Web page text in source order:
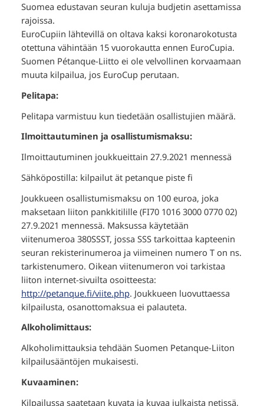
Suomea edustavan seuran kuluja budjetin asettamissa
rajoissa.
EuroCupiin lähtevillä on oltava kaksi koronarokotusta
otettuna vähintään 15 vuorokautta ennen EuroCupia.
Suomen Pétanque-Liitto ei ole velvollinen korvaamaan
muuta kilpailua, jos EuroCup perutaan.
Pelitapa:
Pelitapa varmistuu kun tiedetään osallistujien määrä.
Ilmoittautuminen ja osallistumismaksu:
Ilmoittautuminen joukkueittain 27.9.2021 mennessä
Sähköpostilla: kilpailut ät petanque piste fi
Joukkueen osallistumismaksu on 100 euroa, joka
maksetaan liiton pankkitilille (FI70 1016 3000 0770 02)
27.9.2021 mennessä. Maksussa käytetään
viitenumeroa 380SSST, jossa SSS tarkoittaa kapteenin
seuran rekisterinumeroa ja viimeinen numero T on ns.
tarkistenumero. Oikean viitenumeron voi tarkistaa
liiton internet-sivuilta osoitteesta:
http://petanque.fi/viite.php. Joukkueen luovuttaessa
kilpailusta, osanottomaksua ei palauteta.
Alkoholimittaus:
Alkoholimittauksia tehdään Suomen Petanque-Liiton
kilpailusääntöjen mukaisesti.
Kuvaaminen:
Kilpailussa saatetaan kuvata ja kuvaa julkaista netissä,